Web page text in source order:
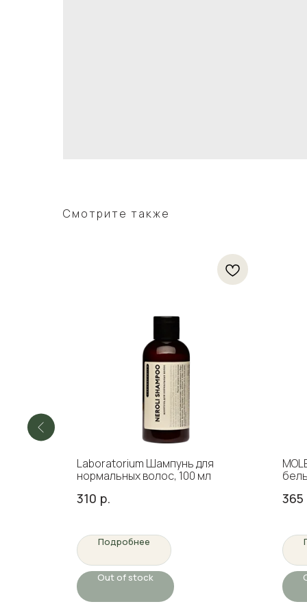
Смотрите также
Laboratorium Шампунь для
нормальных волос, 100 мл
310 р.
Подробнее
Out of stock
365